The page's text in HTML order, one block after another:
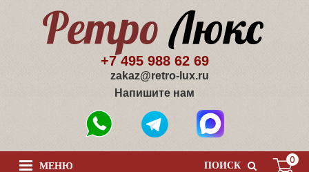
+7 495 988 62 69
zakaz@retro-lux.ru
Напишите нам
0
ПОИСК
МЕНЮ